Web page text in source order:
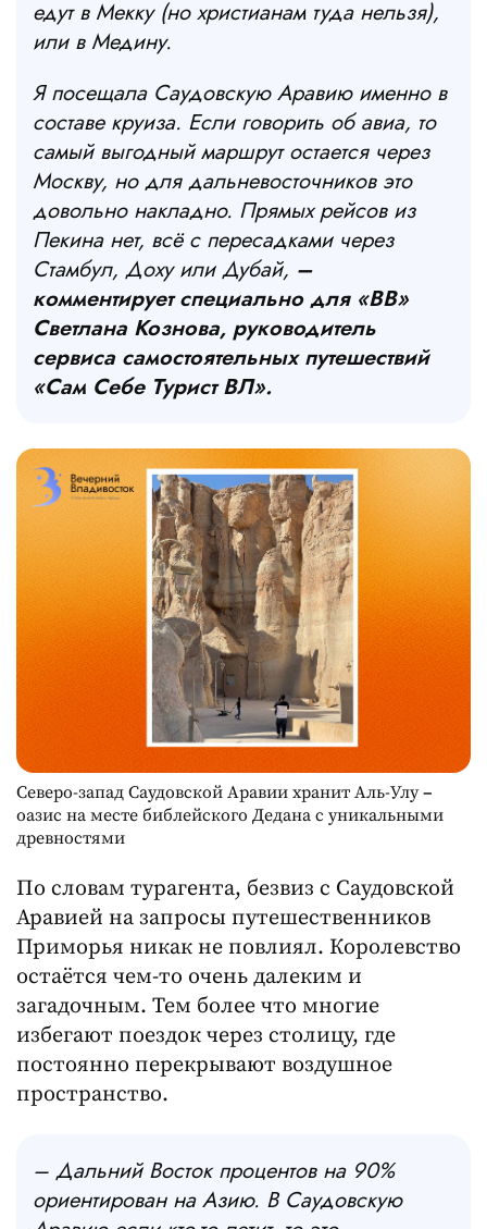
едут в Мекку (но христианам туда нельзя),
или в Медину.
Я посещала Саудовскую Аравию именно в
составе круиза. Если говорить об авиа, то
самый выгодный маршрут остается через
Москву, но для дальневосточников это
довольно накладно. Прямых рейсов из
Пекина нет, всё с пересадками через
Стамбул, Доху или Дубай, –
комментирует специально для «ВВ»
Светлана Кознова, руководитель
сервиса самостоятельных путешествий
«Сам Себе Турист ВЛ».
Северо-запад Саудовской Аравии хранит Аль-Улу–
оазис на месте библейского Дедана с уникальными
древностями
По словам турагента, безвиз с Саудовской
Аравией на запросы путешественников
Приморья никак не повлиял. Королевство
остаётся чем-то очень далеким и
загадочным. Тем более что многие
избегают поездок через столицу, где
постоянно перекрывают воздушное
пространство.
– Дальний Восток процентов на 90%
ориентирован на Азию. В Саудовскую